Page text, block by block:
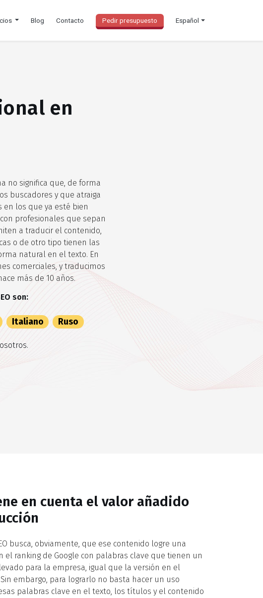
Blog Contacto Pedir presupuesto Español
en
no significa que, de forma
buscadores y que atraiga
en los que ya esté bien
profesionales que sepan
a traducir el contenido,
o de otro tipo tienen las
natural en el texto. En
comerciales, y traducimos
más de 10 años.
son:
Italiano Ruso
en cuenta el valor añadido
busca, obviamente, que ese contenido logre una
el ranking de Google con palabras clave que tienen un
para la empresa, igual que la versión en el
embargo, para lograrlo no basta hacer un uso
palabras clave en el texto, los títulos y el contenido